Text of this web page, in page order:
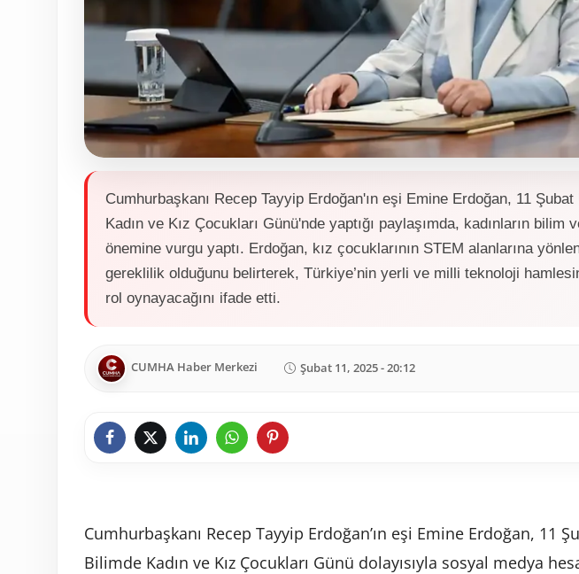
Cumhurbaşkanı Recep Tayyip Erdoğan'ın eşi Emine Erdoğan, 11
Kadın ve Kız Çocukları Günü'nde yaptığı paylaşımda, kadınların bilim
önemine vurgu yaptı. Erdoğan, kız çocuklarının STEM alanlarına
gereklilik olduğunu belirterek, Türkiye’nin yerli ve milli teknoloji
rol oynayacağını ifade etti.
CUMHA Haber Merkezi Şubat 11, 2025 - 20:12
Cumhurbaşkanı Recep Tayyip Erdoğan’ın eşi Emine Erdoğan, 11
Bilimde Kadın ve Kız Çocukları Günü dolayısıyla sosyal medya